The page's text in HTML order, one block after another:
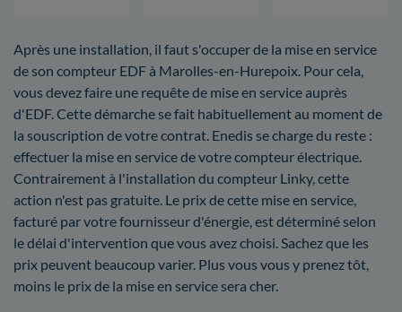
Après une installation, il faut s'occuper de la mise en service
de son compteur EDF à Marolles-en-Hurepoix. Pour cela,
vous devez faire une requête de mise en service auprès
d'EDF. Cette démarche se fait habituellement au moment de
la souscription de votre contrat. Enedis se charge du reste :
effectuer la mise en service de votre compteur électrique.
Contrairement à l'installation du compteur Linky, cette
action n'est pas gratuite. Le prix de cette mise en service,
facturé par votre fournisseur d'énergie, est déterminé selon
le délai d'intervention que vous avez choisi. Sachez que les
prix peuvent beaucoup varier. Plus vous vous y prenez tôt,
moins le prix de la mise en service sera cher.